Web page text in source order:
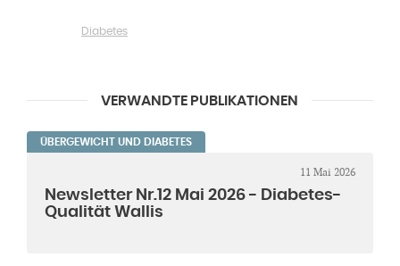
Diabetes
VERWANDTE PUBLIKATIONEN
ÜBERGEWICHT UND DIABETES
11 Mai 2026
Newsletter Nr.12 Mai 2026 - Diabetes-
Qualität Wallis